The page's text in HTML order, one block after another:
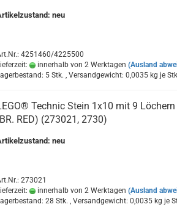
neu
4251460/4225500
innerhalb von 2 Werktagen (Ausland
5 Stk. , Versandgewicht: 0,0035kg je
Technic Stein 1x10 mit 9
RED) (273021, 2730)
neu
273021
innerhalb von 2 Werktagen (Ausland
28 Stk. , Versandgewicht: 0,0035kg je